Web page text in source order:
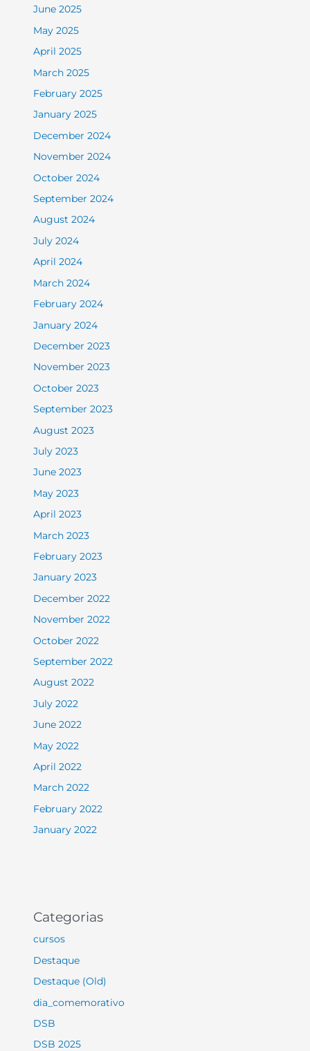
June 2025
May 2025
April 2025
March 2025
February 2025
January 2025
December 2024
November 2024
October 2024
September 2024
August 2024
July 2024
April 2024
March 2024
February 2024
January 2024
December 2023
November 2023
October 2023
September 2023
August 2023
July 2023
June 2023
May 2023
April 2023
March 2023
February 2023
January 2023
December 2022
November 2022
October 2022
September 2022
August 2022
July 2022
June 2022
May 2022
April 2022
March 2022
February 2022
January 2022
Categorias
cursos
Destaque
Destaque (Old)
dia_comemorativo
DSB
DSB 2025